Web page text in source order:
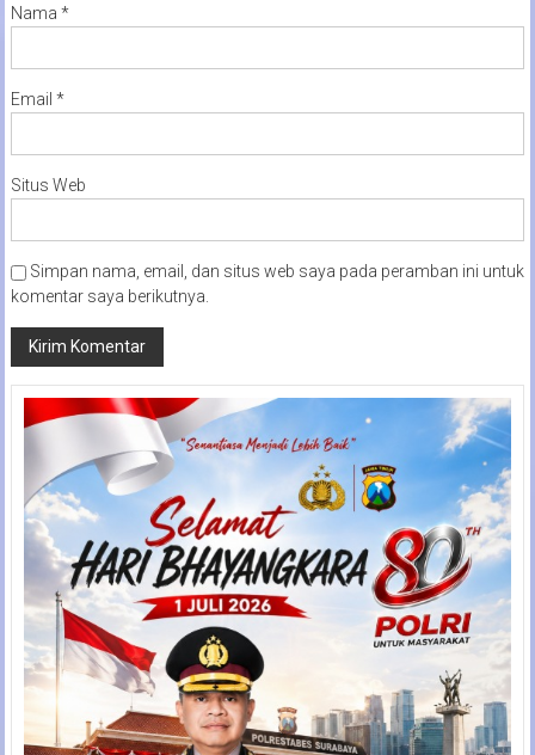
Nama *
Email *
Situs Web
Simpan nama, email, dan situs web saya pada peramban ini untuk
komentar saya berikutnya.